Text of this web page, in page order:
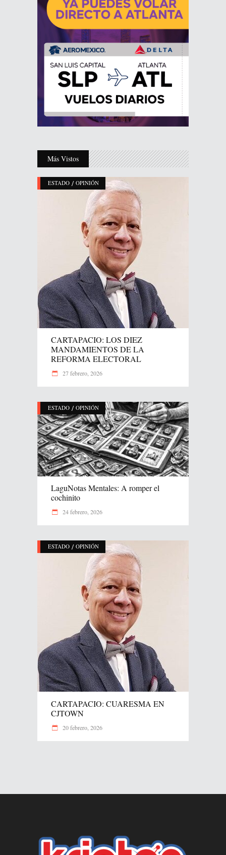
Más Vistos
ESTADO / OPINIÓN
CARTAPACIO: LOS DIEZ
MANDAMIENTOS DE LA
REFORMA ELECTORAL
27 febrero, 2026
ESTADO / OPINIÓN
LaguNotas Mentales: A romper el
cochinito
24 febrero, 2026
ESTADO / OPINIÓN
CARTAPACIO: CUARESMA EN
CJTOWN
20 febrero, 2026